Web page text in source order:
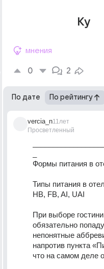
Ку
мнения
0 2
По дате По рейтингу
vercia_n
Просветленный
11лет
Формы питания в
Типы питания в
HB, FB, AI, UAI
При выборе
обязательно
непонятные
напротив пункта
что на самом деле